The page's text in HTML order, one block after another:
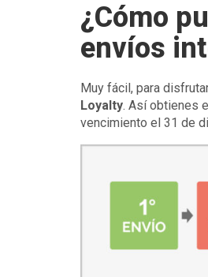
¿Cómo
envíos
Muy fácil, para
Loyalty. Así obtienes
vencimiento el 31 de